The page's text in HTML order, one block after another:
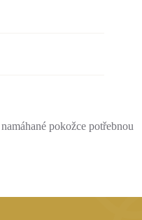
pokožce potřebnou